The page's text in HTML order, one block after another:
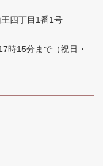
四丁目1番1号
時15分まで （祝日・